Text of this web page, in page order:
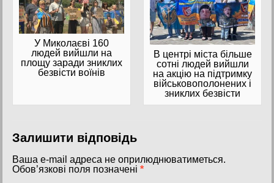
У Миколаєві 160
людей вийшли на
площу заради зниклих
безвісти воїнів
В центрі міста більше
сотні людей вийшли
на акцію на підтримку
військовополонених і
зниклих безвісти
Залишити відповідь
Ваша e-mail адреса не оприлюднюватиметься.
Обов’язкові поля позначені *